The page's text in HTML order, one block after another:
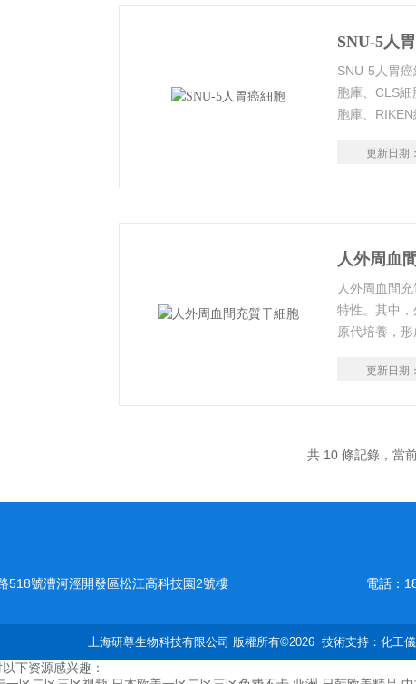
SNU-5人
SNU-5人胃
胞庫、CLS
胞庫、
數年輕，活
更新日期：
人外周血
人外周血間
特性。其中
原代培養，
深入研究。
更新日期：
共 10 條記錄，當
518號漕河涇開發區松江高科技園2號樓 電話：
上海研尊生物科技有限公司 版權所有©2026 技術支持： 化工
下资源感兴趣：